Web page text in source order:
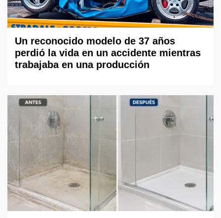
Un reconocido modelo de 37 años
perdió la vida en un accidente mientras
trabajaba en una producción